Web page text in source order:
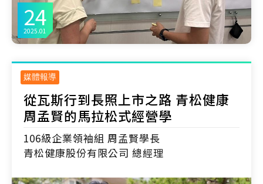
24
2025.01
媒體報導
從瓦斯行到長照上市之路 青松健康
周孟賢的馬拉松式經營學
106級企業領袖組 周孟賢學長
青松健康股份有限公司 總經理